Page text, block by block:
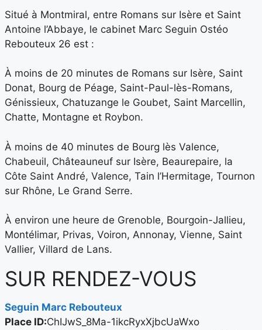
Situé à Montmiral, entre Romans sur Isère et Saint
Antoine l’Abbaye, le cabinet Marc Seguin Ostéo
Rebouteux 26 est :
À moins de 20 minutes de Romans sur Isère, Saint
Donat, Bourg de Péage, Saint-Paul-lès-Romans,
Génissieux, Chatuzange le Goubet, Saint Marcellin,
Chatte, Montagne et Roybon.
À moins de 40 minutes de Bourg lès Valence,
Chabeuil, Châteauneuf sur Isère, Beaurepaire, la
Côte Saint André, Valence, Tain l’Hermitage, Tournon
sur Rhône, Le Grand Serre.
​À environ une heure de Grenoble, Bourgoin-Jallieu,
Montélimar, Privas, Voiron, Annonay, Vienne, Saint
Vallier, Villard de Lans.
SUR RENDEZ-VOUS
Seguin Marc Rebouteux
Place ID:ChIJwS_8Ma-1ikcRyxXjbcUaWxo